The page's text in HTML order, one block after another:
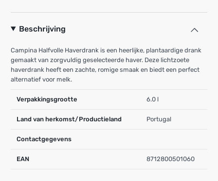
Beschrijving
Campina Halfvolle Haverdrank is een heerlijke, plantaardige drank
gemaakt van zorgvuldig geselecteerde haver. Deze lichtzoete
haverdrank heeft een zachte, romige smaak en biedt een perfect
alternatief voor melk.
Verpakkingsgrootte 6.0 l
Land van herkomst/Productieland Portugal
Contactgegevens
EAN 8712800501060